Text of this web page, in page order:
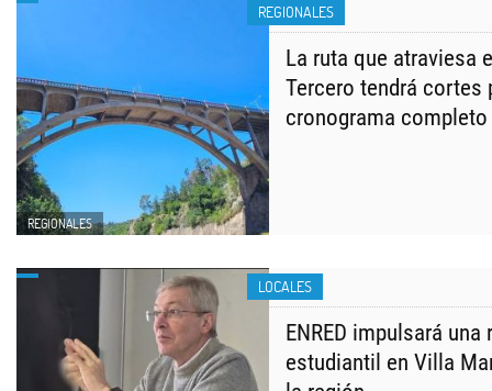
REGIONALES
REGIONALES
La ruta que atraviesa
Tercero tendrá cortes
cronograma completo
LOCALES
ENRED impulsará una
estudiantil en Villa